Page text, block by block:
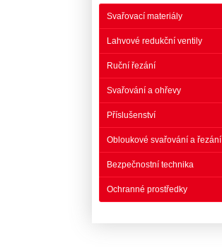
Svařovací materiály
Lahvové redukční ventily
Ruční řezání
Svařování a ohřevy
Příslušenství
Obloukové svařování a řezání
Bezpečnostní technika
Ochranné prostředky